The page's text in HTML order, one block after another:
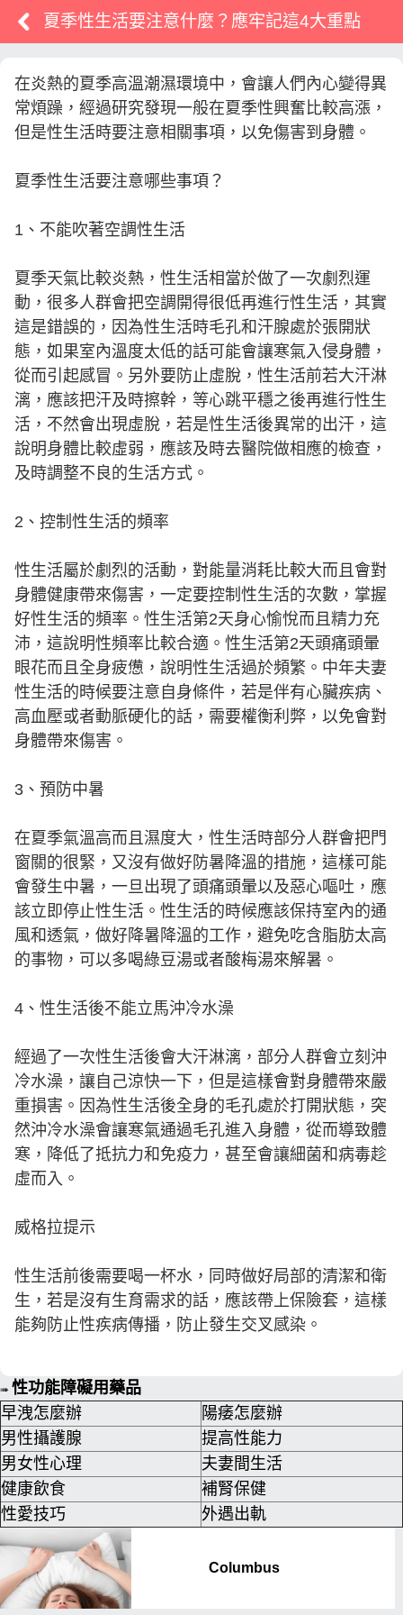
夏季性生活要注意什麼？應牢記這4大重點
在炎熱的夏季高溫潮濕環境中，會讓人們內心變得異
常煩躁，經過研究發現一般在夏季性興奮比較高漲，
但是性生活時要注意相關事項，以免傷害到身體。
夏季性生活要注意哪些事項？
1、不能吹著空調性生活
夏季天氣比較炎熱，性生活相當於做了一次劇烈運
動，很多人群會把空調開得很低再進行性生活，其實
這是錯誤的，因為性生活時毛孔和汗腺處於張開狀
態，如果室內溫度太低的話可能會讓寒氣入侵身體，
從而引起感冒。另外要防止虛脫，性生活前若大汗淋
漓，應該把汗及時擦幹，等心跳平穩之後再進行性生
活，不然會出現虛脫，若是性生活後異常的出汗，這
說明身體比較虛弱，應該及時去醫院做相應的檢查，
及時調整不良的生活方式。
2、控制性生活的頻率
性生活屬於劇烈的活動，對能量消耗比較大而且會對
身體健康帶來傷害，一定要控制性生活的次數，掌握
好性生活的頻率。性生活第2天身心愉悅而且精力充
沛，這說明性頻率比較合適。性生活第2天頭痛頭暈
眼花而且全身疲憊，說明性生活過於頻繁。中年夫妻
性生活的時候要注意自身條件，若是伴有心臟疾病、
高血壓或者動脈硬化的話，需要權衡利弊，以免會對
身體帶來傷害。
3、預防中暑
在夏季氣溫高而且濕度大，性生活時部分人群會把門
窗關的很緊，又沒有做好防暑降溫的措施，這樣可能
會發生中暑，一旦出現了頭痛頭暈以及惡心嘔吐，應
該立即停止性生活。性生活的時候應該保持室內的通
風和透氣，做好降暑降溫的工作，避免吃含脂肪太高
的事物，可以多喝綠豆湯或者酸梅湯來解暑。
4、性生活後不能立馬沖冷水澡
經過了一次性生活後會大汗淋漓，部分人群會立刻沖
冷水澡，讓自己涼快一下，但是這樣會對身體帶來嚴
重損害。因為性生活後全身的毛孔處於打開狀態，突
然沖冷水澡會讓寒氣通過毛孔進入身體，從而導致體
寒，降低了抵抗力和免疫力，甚至會讓細菌和病毒趁
虛而入。
威格拉提示
性生活前後需要喝一杯水，同時做好局部的清潔和衛
生，若是沒有生育需求的話，應該帶上保險套，這樣
能夠防止性疾病傳播，防止發生交叉感染。
➠ 性功能障礙用藥品
早洩怎麼辦
陽痿怎麼辦
男性攝護腺
提高性能力
男女性心理
夫妻間生活
健康飲食
補腎保健
性愛技巧
外遇出軌